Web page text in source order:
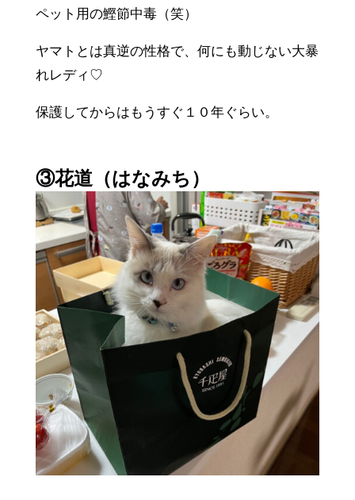
ペット用の鰹節中毒（笑）
ヤマトとは真逆の性格で、何にも動じない大暴
れレディ♡
保護してからはもうすぐ１０年ぐらい。
③花道（はなみち）